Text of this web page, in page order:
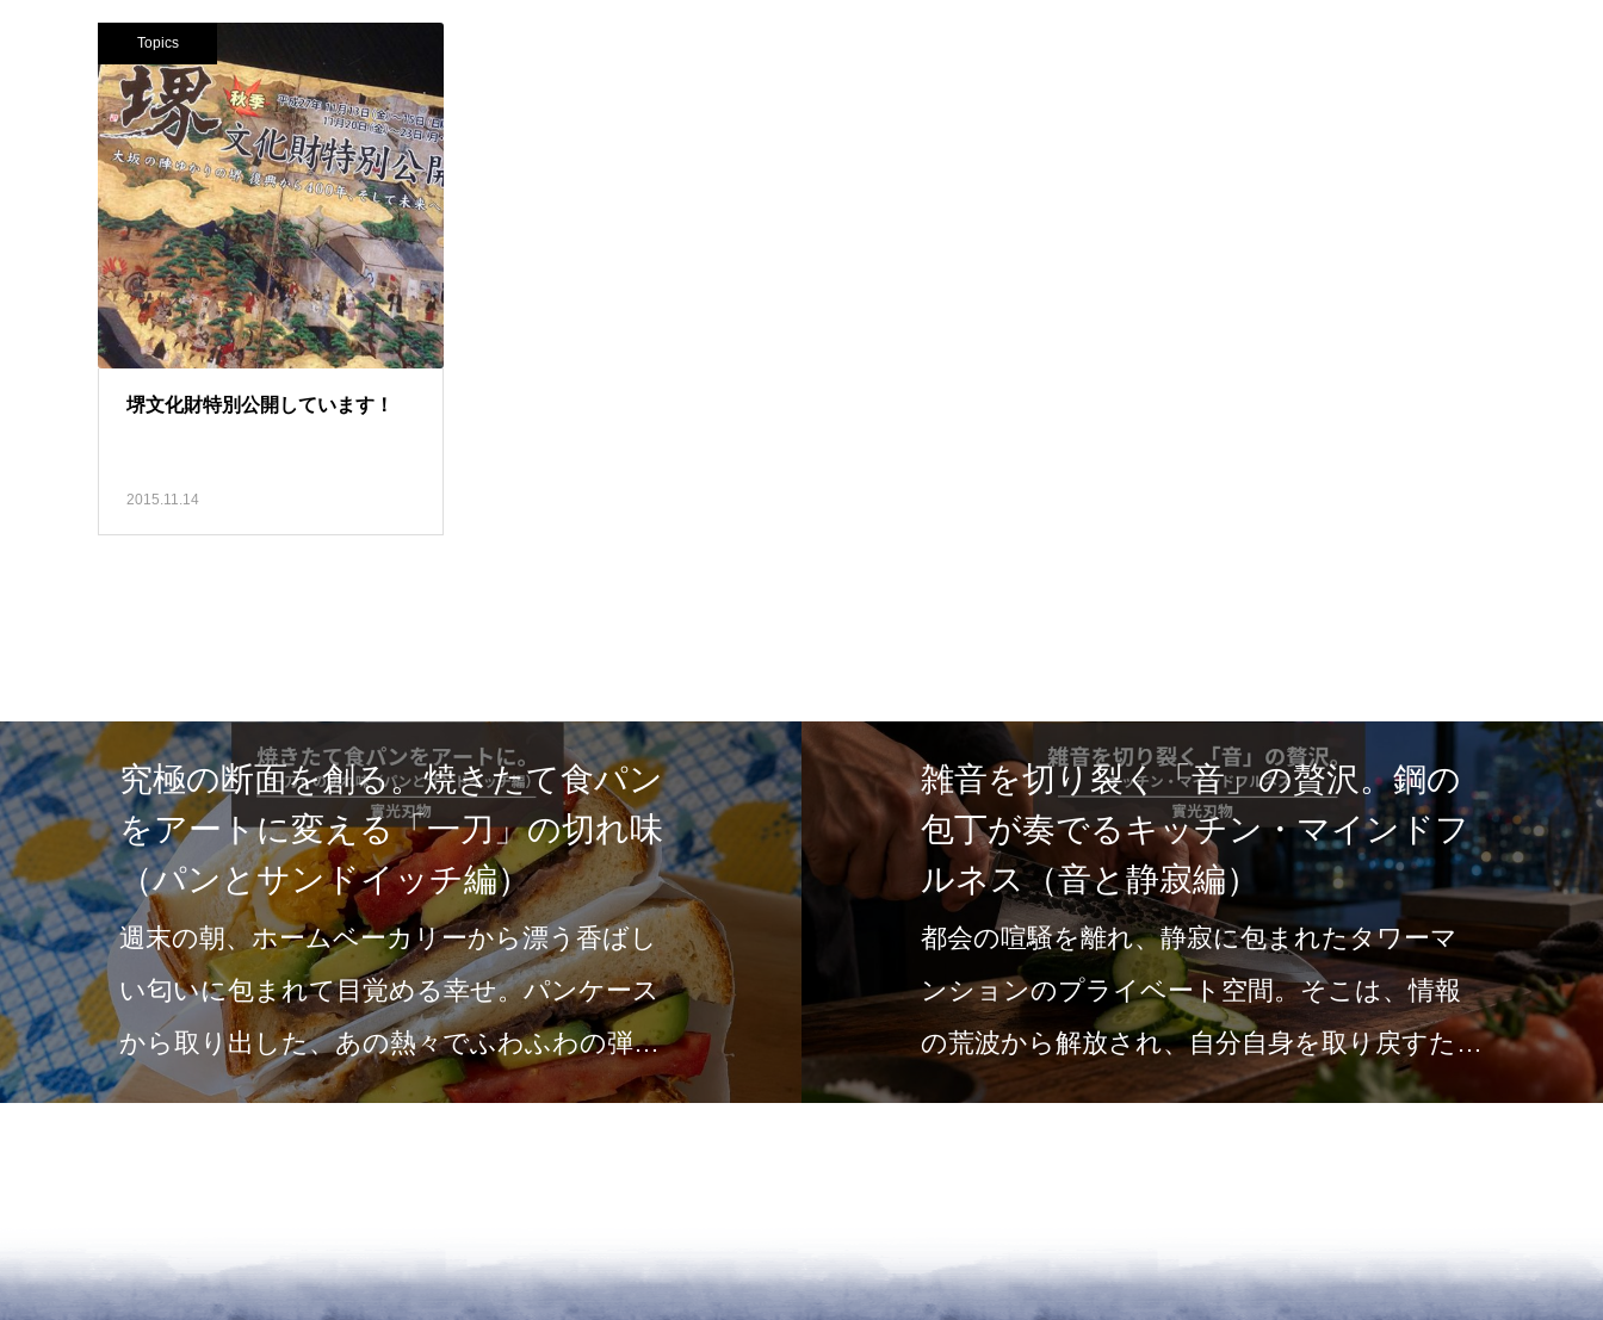
Topics
堺文化財特別公開しています！
2015.11.14
究極の断面を創る。焼きたて食パン
をアートに変える「一刀」の切れ味
（パンとサンドイッチ編）
週末の朝、ホームベーカリーから漂う香ばし
い匂いに包まれて目覚める幸せ。パンケース
から取り出した、あの熱々でふわふわの弾力
を楽しむために、最初…
雑音を切り裂く「音」の贅沢。鋼の
包丁が奏でるキッチン・マインドフ
ルネス（音と静寂編）
都会の喧騒を離れ、静寂に包まれたタワーマ
ンションのプライベート空間。そこは、情報
の荒波から解放され、自分自身を取り戻すため
の場所です。雨の気…